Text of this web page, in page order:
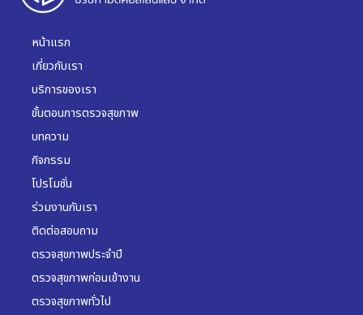
หน้าแรก
เกี่ยวกับเรา
บริการของเรา
ขั้นตอนการตรวจสุขภาพ
บทความ
กิจกรรม
โปรโมชั่น
ร่วมงานกับเรา
ติดต่อสอบถาม
ตรวจสุขภาพประจำปี
ตรวจสุขภาพก่อนเข้างาน
ตรวจสุขภาพทั่วไป